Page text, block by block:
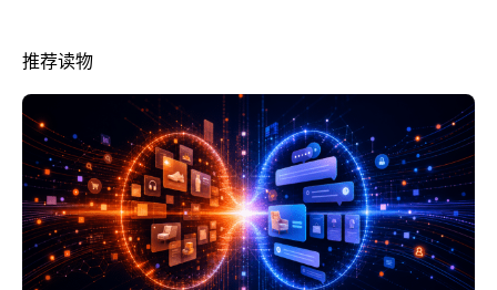
推荐读物